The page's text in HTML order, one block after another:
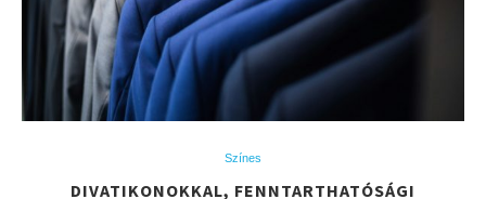
Színes
DIVATIKONOKKAL, FENNTARTHATÓSÁGI